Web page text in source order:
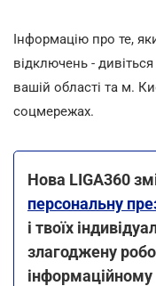
Інформацію про те,
відключень -
вашій області та м.
соцмережах.
Нова LIGA360
персональну
і твоїх
злагоджену
інформаційному